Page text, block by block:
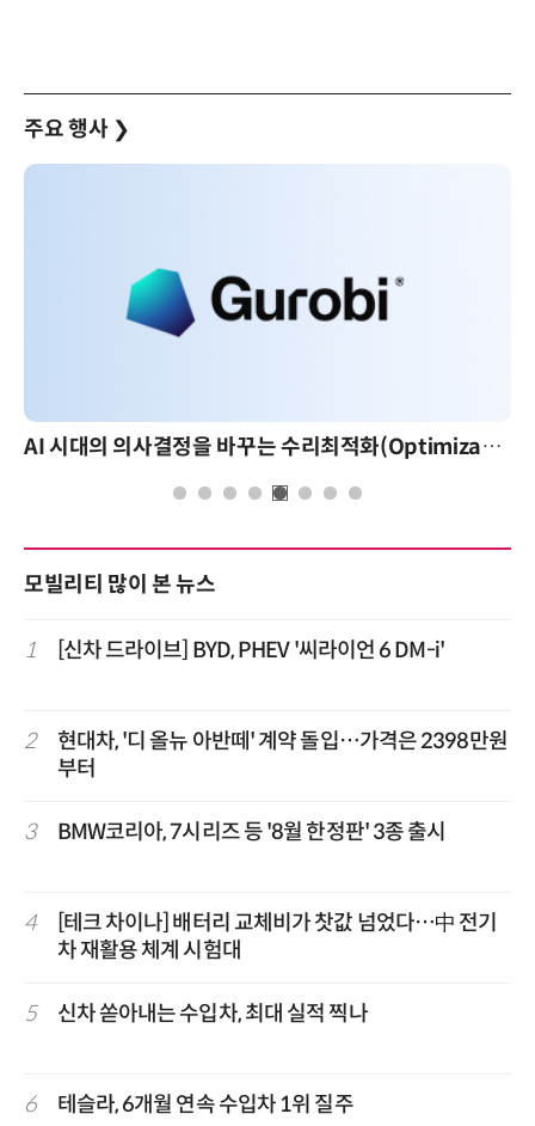
주요 행사 ❯
AI 시대의 의사결정을 바꾸는 수리최적화(Optimization): 실제 산업 적용 사례와 활용 전략
모빌리티 많이 본 뉴스
1 [신차 드라이브] BYD, PHEV '씨라이언 6 DM-i'
2
현대차, '디 올뉴 아반떼' 계약 돌입…가격은 2398만원
부터
3 BMW코리아, 7시리즈 등 '8월 한정판' 3종 출시
4
[테크 차이나] 배터리 교체비가 찻값 넘었다…中 전기
차 재활용 체계 시험대
5 신차 쏟아내는 수입차, 최대 실적 찍나
6 테슬라, 6개월 연속 수입차 1위 질주